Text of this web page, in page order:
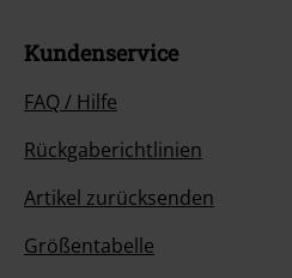
Kundenservice
FAQ / Hilfe
Rückgaberichtlinien
Artikel zurücksenden
Größentabelle